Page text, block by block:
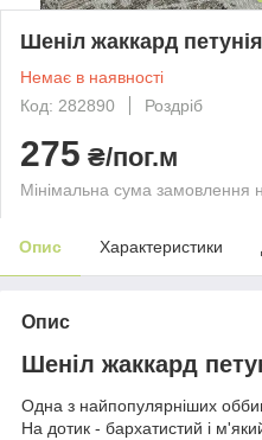
Шеніл жаккард
Немає в наявності
Код: 282890
Роздріб
275 ₴/пог.м
Мінімальна сума замовлення
Опис Характеристики
Опис
Шеніл жаккард
Одна з найпопулярніших
На дотик - бархатистий і